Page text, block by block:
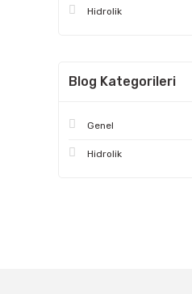
Hidrolik
Blog Kategorileri
Genel
Hidrolik